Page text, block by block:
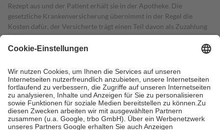
Rezept aus und der Patient erhält sie in der Apotheke. Die
gesetzliche Krankenversicherung übernimmt in der Regel die
Kosten dafür, der Versicherte trägt einen Teil davon als Zuzahlung
mit.
Grundsätzlich leisten Mitglieder Zuzahlungen in Höhe von zehn
höchstens zehn Euro.
Es sind jedoch nie mehr als die tatsächlichen
Kosten der Leistung zu entrichten.
Diese Regeln gelten grundsätzlich auch für Online-Apotheken.
Bei Heilmitteln und häuslicher Krankenpflege beträgt die
Zuzahlung zehn Prozent der Kosten sowie zehn Euro je
Verordnung.